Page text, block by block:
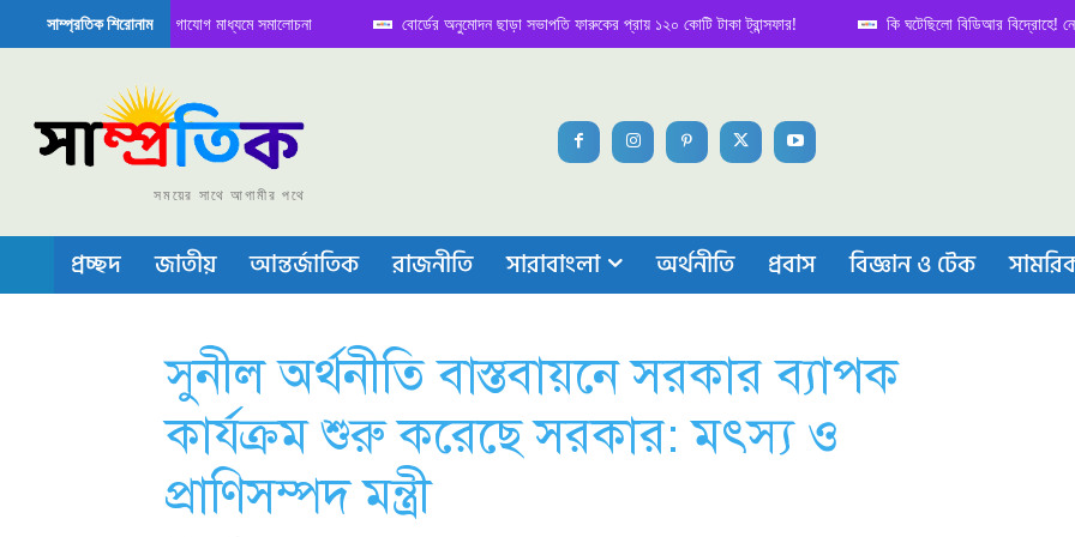
সাম্প্রতিক শিরোনাম
বৈঠক নিয়ে সামাজিক যোগাযোগ মাধ্যমে সমালোচনা বোর্ডের অনুমোদন ছাড়া সভাপতি ফারুকের প্রায় ১২০ কোটি টাকা ট্রান্সফার! কি ঘটেছিলো বিডিআর বিদ্রোহে! নেপথ্য
বা চীপ তৈরিতে নিজের শক্ত অবস্থান জানান দিচ্ছে চীন
সময়ের সাথে আগামীর পথে
প্রচ্ছদ জাতীয় আন্তর্জাতিক রাজনীতি সারাবাংলা অর্থনীতি প্রবাস বিজ্ঞান ও টেক
সুনীল অর্থনীতি বাস্তবায়নে সরকার ব্যাপক
কার্যক্রম শুরু করেছে সরকার: মৎস্য ও
প্রাণিসম্পদ মন্ত্রী